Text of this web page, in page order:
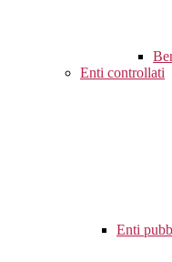
Enti controllati
Enti